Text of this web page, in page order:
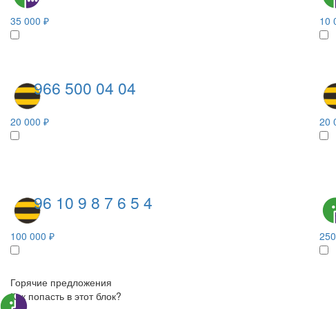
35 000 ₽ 10
966 500 04 04
20 000 ₽ 20
96 10 9 8 7 6 5 4
100 000 ₽
Горячие предложения
Как попасть в этот блок?